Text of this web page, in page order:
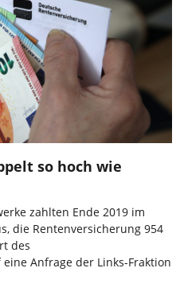
so hoch wie
zahlten Ende 2019 im
die Rentenversicherung 954
des
Anfrage der Links-Fraktion